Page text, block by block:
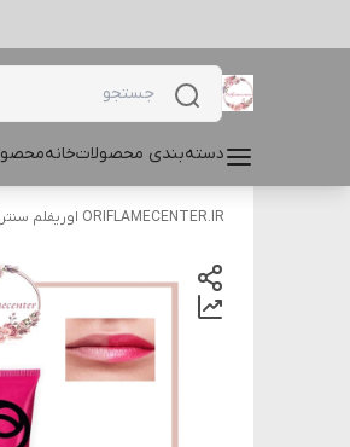
دسته‌بندی محصولاتخانه
ORIFLAMECENTER.IR اوریفلم سنتر